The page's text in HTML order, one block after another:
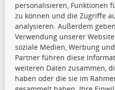
Die
dürfen
unterlassen, die Daten oder die
vorherige Zustimmung
verbreiten und/oder diese
zu lassen. Ein Zuwiderhandeln
Urheberrechtsverletzung dar
personalisieren, Funktionen
zu können und die Zugriffe
analysieren. Außerdem
Verwendung unserer
soziale Medien, Werbung
Partner führen diese
weiteren Daten zusammen,
haben oder die sie im